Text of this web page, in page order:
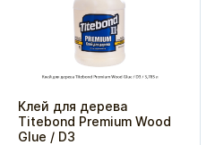
Клей для дерева
Titebond Premium Wood
Glue / D3